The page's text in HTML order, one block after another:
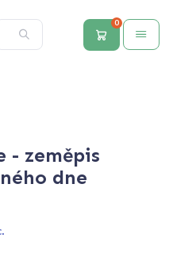
0
- zeměpis
dne